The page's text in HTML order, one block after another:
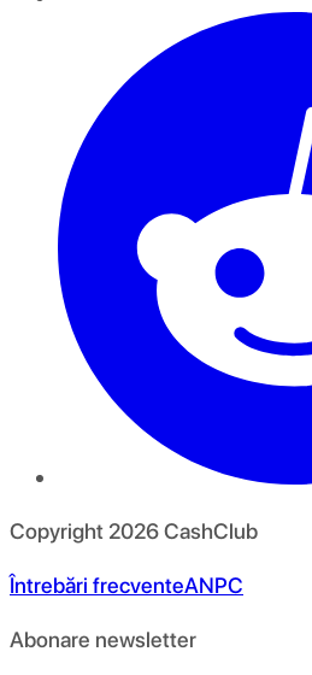
Copyright 2026CashClub
Întrebări frecventeANPC
Abonare newsletter